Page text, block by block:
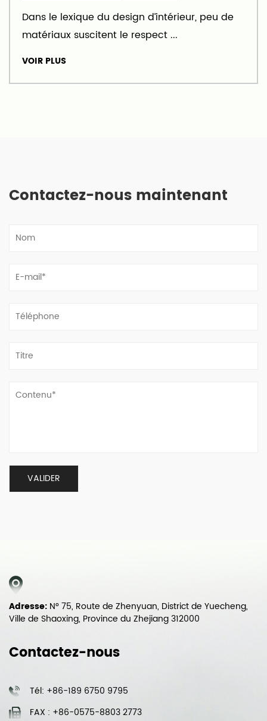
Dans le lexique du design d’intérieur, peu de
matériaux suscitent le respect ...
VOIR PLUS
Contactez-nous maintenant
Adresse: N° 75, Route de Zhenyuan, District de Yuecheng,
Ville de Shaoxing, Province du Zhejiang 312000
Contactez-nous
Tél: +86-189 6750 9795
FAX : +86-0575-8803 2773